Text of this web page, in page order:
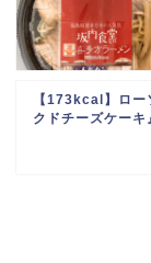
【173kcal】ロー
クドチーズケー